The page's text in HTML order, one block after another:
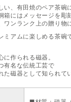
い、有田焼のペア茶碗
箱にはメッセージを彫
ワンランク上の贈り物
ミアムに楽しめる茶碗
作られる磁器。
有名な伝統工芸で
た磁器として知られて